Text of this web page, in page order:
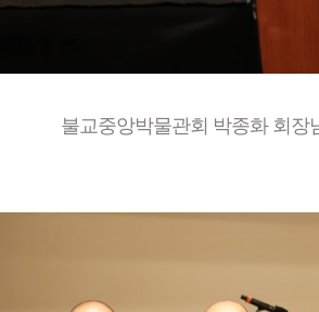
불교중앙박물관회 박종화 회장